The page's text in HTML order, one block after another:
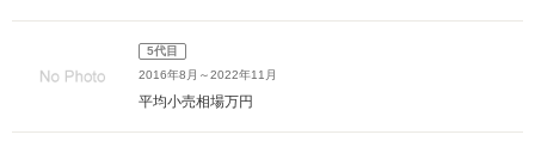
5代目
2016年8月～2022年11月
平均小売相場万円